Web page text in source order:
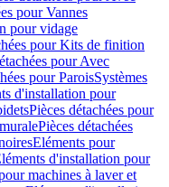
pour Vannes
pour vidage
pour Kits de finition
pour Avec
pour ParoisSystèmes
d'installation pour
Pièces détachées pour
Pièces détachées
Eléments pour
d'installation pour
machines à laver et